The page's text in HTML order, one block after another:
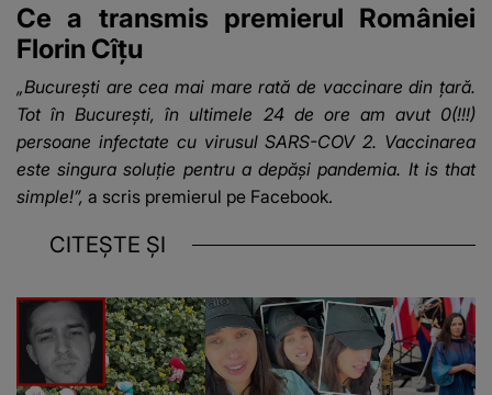
Ce a transmis premierul României
Florin Cîțu
„Bucureşti are cea mai mare rată de vaccinare din ţară.
Tot în Bucureşti, în ultimele 24 de ore am avut 0(!!!)
persoane infectate cu virusul SARS-COV 2. Vaccinarea
este singura soluţie pentru a depăşi pandemia. It is that
simple!”, a scris premierul pe Facebook.
CITEȘTE ȘI